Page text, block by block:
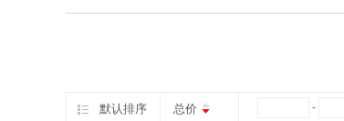
默认排序 总价 -